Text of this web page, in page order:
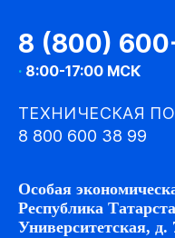
8 (800)
· 8:00-17:00 МСК
ТЕХНИЧЕСКАЯ
8 800 600 38 99
Особая
Республика
Университетская, д.